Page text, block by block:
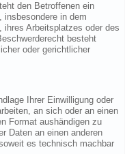
den Betroffenen ein
insbesondere in dem
ihres Arbeitsplatzes oder des
besteht
oder gerichtlicher
Ihrer Einwilligung oder
an sich oder an einen
Format aushändigen zu
Daten an einen anderen
es technisch machbar